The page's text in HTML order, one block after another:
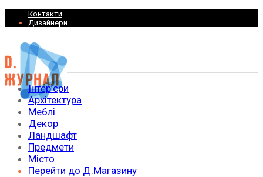
Контакти
Дизайнери
Інтер’єри
Архітектура
Меблі
Декор
Ландшафт
Предмети
Місто
Перейти до Д.Магазину